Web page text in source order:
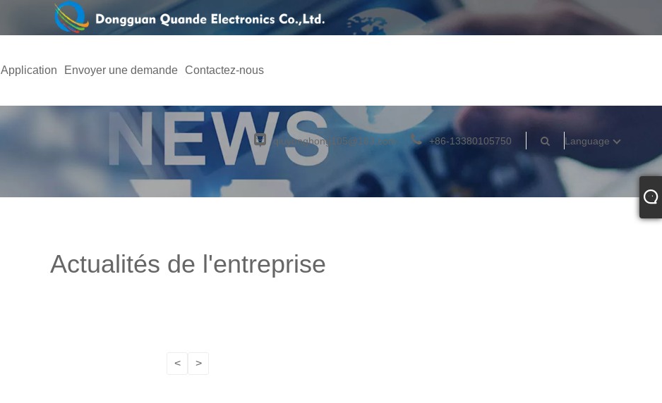
Application Envoyer une demande Contactez-nous
qiuyonghong105@163.com +86-13380105750 Language
Actualités de l'entreprise
< >